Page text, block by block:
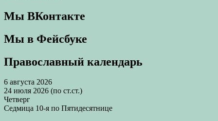
Мы ВКонтакте
Мы в Фейсбуке
Православный календарь
6 августа 2026
24 июля 2026 (по ст.ст.)
Четверг
Седмица 10-я по Пятидесятнице